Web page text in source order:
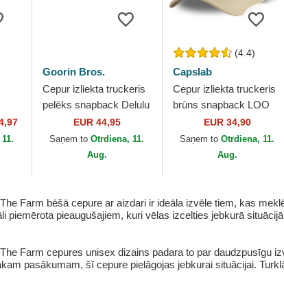
Goorin Bros.
Cepur izliekta truckeris
pelēks snapback Delulu
Terry Cloth The Farm no
Goorin Bros.
EUR 44,95
Saņem toOtrdiena, 11.
Aug.
(4.4)
Capslab
Cepur izliekta truckeris
brūns snapback LOO
COY1 Koijots Looney
Tunes no Capslab
EUR 34,90
Saņem toOtrdiena, 11.
Aug.
Farm bēšā cepure ar aizdari ir ideāla izvēle tiem, kas
piemērota pieaugušajiem, kuri vēlas izcelties jebkurā
Farm cepures unisex dizains padara to par daudzpusīgu
pasākumam, šī cepure pielāgojas jebkurai situācijai.